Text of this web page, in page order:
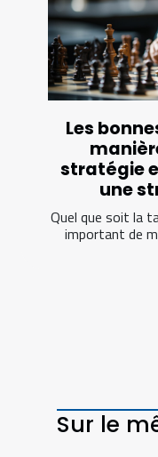
Les
stratégie
une
Quel que soit la
important de
Sur le